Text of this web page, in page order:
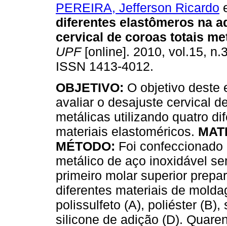
PEREIRA, Jefferson Ricardo
diferentes elastômeros na
cervical de coroas totais
UPF[online]. 2010, vol.15,
ISSN 1413-4012.
OBJETIVO: O objetivo deste
avaliar o desajuste cervical
metálicas utilizando quatro
materiais elastoméricos.
MÉTODO: Foi confeccionado
metálico de aço inoxidável
primeiro molar superior
diferentes materiais de
polissulfeto (A), poliéster
silicone de adição (D).